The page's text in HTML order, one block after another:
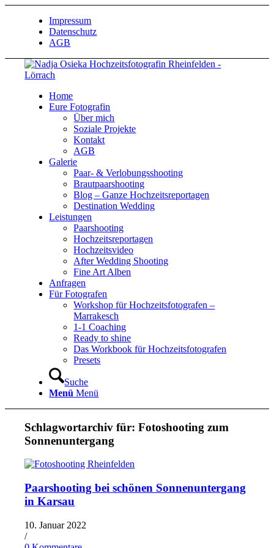
Impressum
Datenschutz
AGB
Home
Eure Fotografin
Über mich
Soziale Projekte
Kontakt
AGB
Galerie
Paar- & Verlobungsshooting
Brautpaarshooting
Blog – Ganze Hochzeitsreportagen
Destination Wedding
Leistungen
Paarshooting
Hochzeitsreportagen
Hochzeitsvideo
After Wedding Shooting
Fine Art Alben
Anfragen
Für Fotografen
Workshop für Hochzeitsfotografen –
Marrakesch
1-1 Coaching
Ready to shine
Das Workbook für Hochzeitsfotografen
Presets
Suche
Menü Menü
Schlagwortarchiv für:Fotoshooting zum
Sonnenuntergang
Paarshooting bei schönen Sonnenuntergang
in Karsau
10. Januar 2022
/